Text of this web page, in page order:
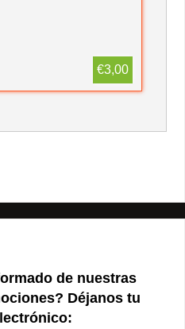
€3,00
de nuestras
Déjanos tu